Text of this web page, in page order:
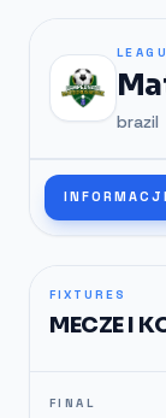
brazil
FIXTURES
MECZE I
FINAL